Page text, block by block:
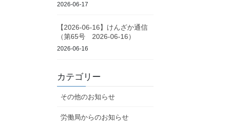
2026-06-17
【2026-06-16】けんざか通信
（第65号 2026-06-16）
2026-06-16
カテゴリー
その他のお知らせ
労働局からのお知らせ